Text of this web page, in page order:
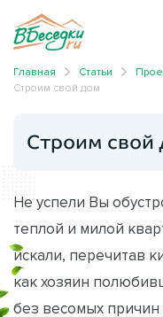
Главная Статьи
Строим свой дом
Строим свой
Не успели Вы
теплой и милой
искали, перечитав
как хозяин
без весомых